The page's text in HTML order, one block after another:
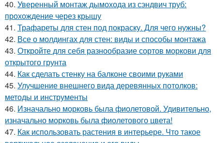
40. Уверенный монтаж дымохода из сэндвич труб:
прохождение через крышу
41. Трафареты для стен под покраску. Для чего нужны?
42. Все о молдингах для стен: виды и способы монтажа
43. Откройте для себя разнообразие сортов моркови для
открытого грунта
44. Как сделать стенку на балконе своими руками
45. Улучшение внешнего вида деревянных потолков:
методы и инструменты
46. Изначально морковь была фиолетовой. Удивительно,
изначально морковь была фиолетового цвета!
47. Как использовать растения в интерьере. Что такое